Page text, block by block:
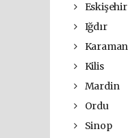
Eskişehir
Iğdır
Karaman
Kilis
Mardin
Ordu
Sinop